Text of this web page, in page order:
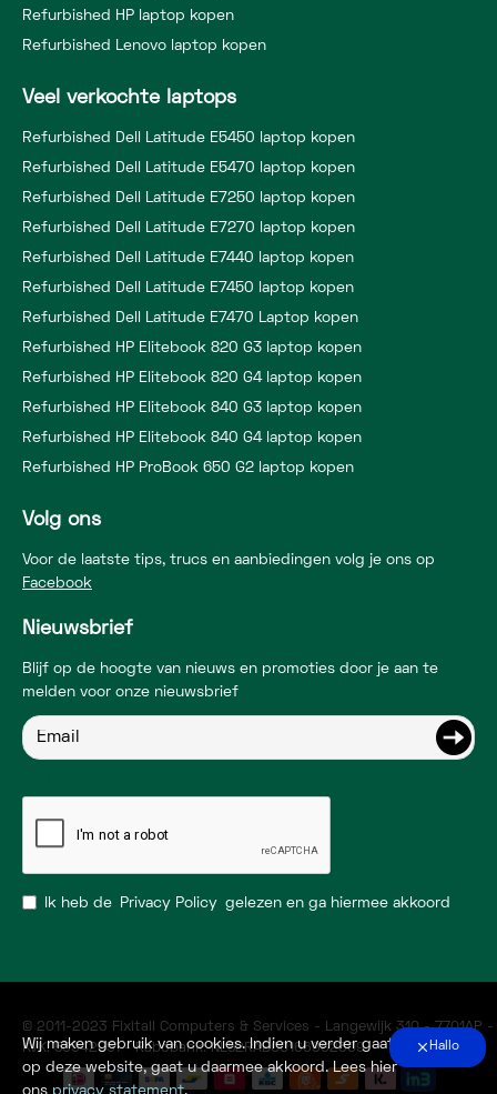
Refurbished HP laptop kopen
Refurbished Lenovo laptop kopen
Veel verkochte laptops
Refurbished Dell Latitude E5450 laptop kopen
Refurbished Dell Latitude E5470 laptop kopen
Refurbished Dell Latitude E7250 laptop kopen
Refurbished Dell Latitude E7270 laptop kopen
Refurbished Dell Latitude E7440 laptop kopen
Refurbished Dell Latitude E7450 laptop kopen
Refurbished Dell Latitude E7470 Laptop kopen
Refurbished HP Elitebook 820 G3 laptop kopen
Refurbished HP Elitebook 820 G4 laptop kopen
Refurbished HP Elitebook 840 G3 laptop kopen
Refurbished HP Elitebook 840 G4 laptop kopen
Refurbished HP ProBook 650 G2 laptop kopen
Volg ons
Voor de laatste tips, trucs en aanbiedingen volg je ons op
Facebook
Nieuwsbrief
Blijf op de hoogte van nieuws en promoties door je aan te
melden voor onze nieuwsbrief
Ik heb de Privacy Policy gelezen en ga hiermee akkoord
© 2011-2023 Fixitall Computers & Services - Langewijk 310 - 7701AP
KvK: 53942051 - Rabobank: NL52RABO0166962309
Hallo
Wij maken gebruik van cookies. Indien u verder gaat
op deze website, gaat u daarmee akkoord. Lees hier